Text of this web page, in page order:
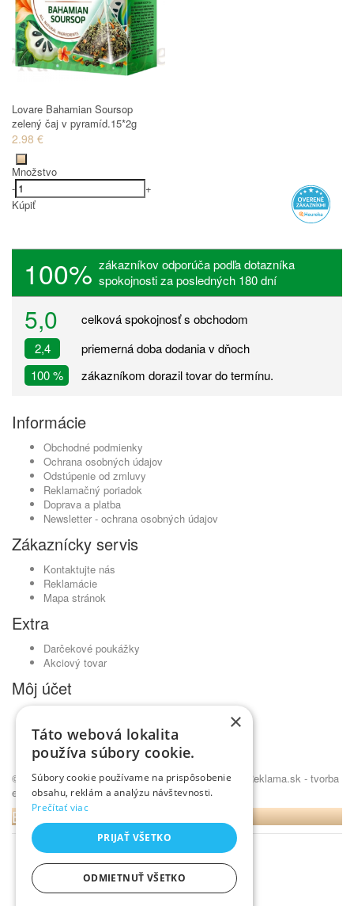
Lovare Bahamian Soursop
zelený čaj v pyramíd.15*2g
2.98 €
Množstvo
-
+
Kúpiť
100% zákazníkov odporúča podľa dotazníka
spokojnosti za posledných 180 dní
5,0
celková spokojnosť s obchodom
2,4
priemerná doba dodania v dňoch
100 %
zákazníkom dorazil tovar do termínu.
Informácie
Obchodné podmienky
Ochrana osobných údajov
Odstúpenie od zmluvy
Reklamačný poriadok
Doprava a platba
Newsletter - ochrana osobných údajov
Zákaznícky servis
Kontaktujte nás
Reklamácie
Mapa stránok
Extra
Darčekové poukážky
Akciový tovar
Môj účet
História objednávok
Obľúbené produkty
Novinky
© Kavickujem.sk - čaje Lovare, pražená káva • NajReklama.sk - tvorba
eshopu
BLOG
×
Táto webová lokalita
používa súbory cookie.
Súbory cookie používame na prispôsobenie
obsahu, reklám a analýzu návštevnosti.
Prečítať viac
PRIJAŤ VŠETKO
ODMIETNUŤ VŠETKO